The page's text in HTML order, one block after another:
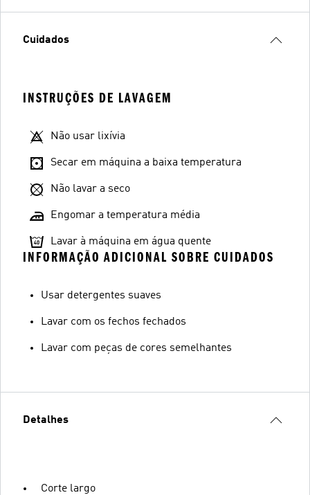
Cuidados
INSTRUÇÕES DE LAVAGEM
Não usar lixívia
Secar em máquina a baixa temperatura
Não lavar a seco
Engomar a temperatura média
Lavar à máquina em água quente
INFORMAÇÃO ADICIONAL SOBRE CUIDADOS
Usar detergentes suaves
Lavar com os fechos fechados
Lavar com peças de cores semelhantes
Detalhes
Corte largo